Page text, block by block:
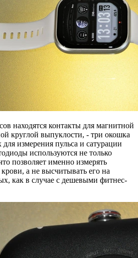
находятся контакты для магнитной
круглой выпуклости, - три окошка
измерения пульса и сатурации
используются не только
позволяет именно измерять
а не высчитывать его на
как в случае с дешевыми фитнес-